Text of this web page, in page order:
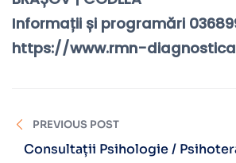
Informații și programări
https://www.rmn-
PREVIOUS POST
Consultații Psihologie /